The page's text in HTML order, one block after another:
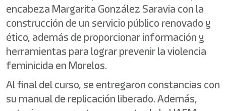
encabeza Margarita González Saravia con la
construcción de un servicio público renovado y
ético, además de proporcionar información y
herramientas para lograr prevenir la violencia
feminicida en Morelos.
Al final del curso, se entregaron constancias con
su manual de replicación liberado. Además,